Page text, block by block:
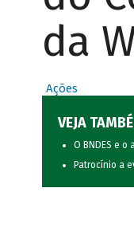
da
Ações
VEJA
O BNDES e o
Patrocínio a